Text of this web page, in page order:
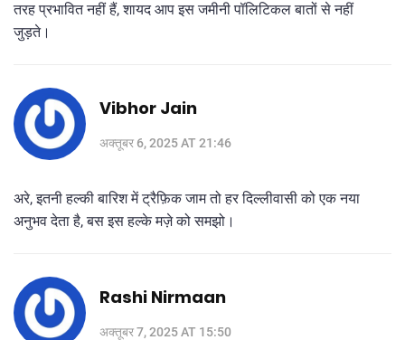
तरह प्रभावित नहीं हैं, शायद आप इस जमीनी पॉलिटिकल बातों से नहीं
जुड़ते।
Vibhor Jain
अक्तूबर 6, 2025 AT 21:46
अरे, इतनी हल्की बारिश में ट्रैफ़िक जाम तो हर दिल्लीवासी को एक नया
अनुभव देता है, बस इस हल्के मज़े को समझो।
Rashi Nirmaan
अक्तूबर 7, 2025 AT 15:50